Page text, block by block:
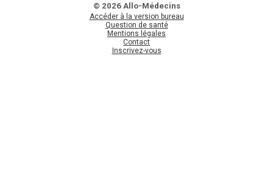
© 2026 Allo-Médecins
Accéder à la version bureau
Question de santé
Mentions légales
Contact
Inscrivez-vous